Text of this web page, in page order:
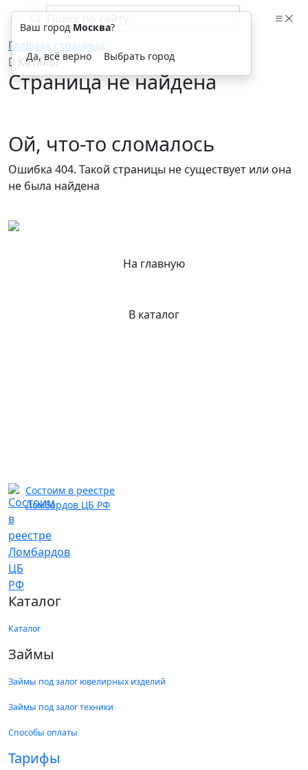
Главная страница
Каталог
Страница не найдена
Ой, что-то сломалось
Ошибка 404. Такой страницы не существует или она
не была найдена
На главную
В каталог
Состоим в реестре
Ломбардов ЦБ РФ
Каталог
Каталог
Займы
Займы под залог ювелирных изделий
Займы под залог техники
Способы оплаты
Тарифы
Ваш город Москва?
Да, всё верно Выбрать город